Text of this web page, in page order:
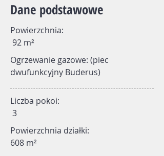
​Dane podstawowe
Powierzchnia:
92 m²
Ogrzewanie gazowe: (piec
dwufunkcyjny Buderus)
Liczba pokoi:
3
Powierzchnia działki:
608 m²